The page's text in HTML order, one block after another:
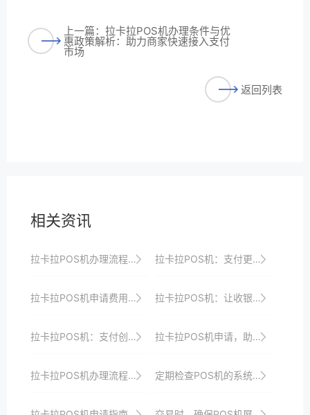
上一篇：拉卡拉POS机办理条件与优
惠政策解析：助力商家快速接入支付
市场
返回列表
相关资讯
拉卡拉POS机办理流程揭秘：一站式服务、快速申请、高效收银，助力商家实现数字化转型与升级 拉卡拉POS机：支付更便捷，生意更红火
拉卡拉POS机申请费用及优惠政策对比 拉卡拉POS机：让收银工作变得更智能、更高效
拉卡拉POS机：支付创新，助力商家实现数字化转型 拉卡拉POS机申请，助力商户数字化转型
拉卡拉POS机办理流程揭秘：一站式服务将助力商家快速申请高效收银并实现数字化转型与升级目标以赢在起跑线 定期检查POS机的系统日志，以便发现潜在问题。